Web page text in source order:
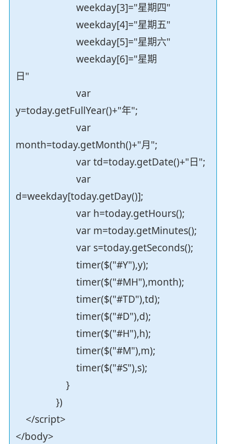
weekday[3]="星期四"
weekday[4]="星期五"
weekday[5]="星期六"
weekday[6]="星期
日"
var
y=today.getFullYear()+"年";
var
month=today.getMonth()+"月";
var td=today.getDate()+"日";
var
d=weekday[today.getDay()];
var h=today.getHours();
var m=today.getMinutes();
var s=today.getSeconds();
timer($("#Y"),y);
timer($("#MH"),month);
timer($("#TD"),td);
timer($("#D"),d);
timer($("#H"),h);
timer($("#M"),m);
timer($("#S"),s);
}
})
</script>
</body>